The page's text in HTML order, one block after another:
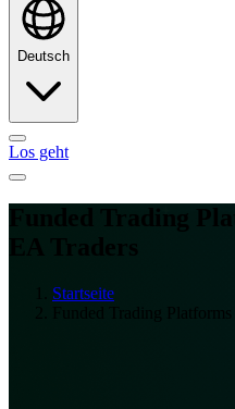
Deutsch
Los geht
Funded Trading
Startseite
Funded Trading